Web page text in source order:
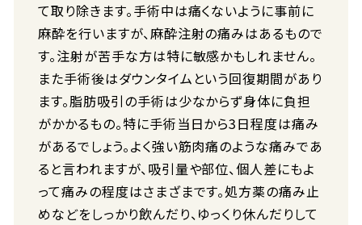
て取り除きます。手術中は痛くないように事前に
麻酔を行いますが、麻酔注射の痛みはあるもので
す。注射が苦手な方は特に敏感かもしれません。
また手術後はダウンタイムという回復期間があり
ます。脂肪吸引の手術は少なからず身体に負担
がかかるもの。特に手術当日から3日程度は痛み
があるでしょう。よく強い筋肉痛のような痛みであ
ると言われますが、吸引量や部位、個人差にもよ
って痛みの程度はさまざまです。処方薬の痛み止
めなどをしっかり飲んだり、ゆっくり休んだりして